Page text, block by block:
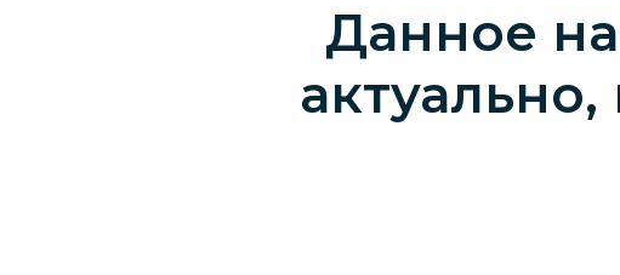
Данное